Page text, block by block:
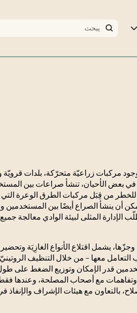
مركبات زراعيّة متحرّكة، بلدات قرويّة
في بعض الأحيان، تنشأ صراعات بين
من قِبَل مركبات الطرق الوعرة التي
أن ينشأ الصراع أيضًا بين المستخدمين
الإدارة المثلى لبيئة الوادي معالجة
يشمل اقتلاع الأنواع الغازِيَة
معها – من خلال التنظيف
قدر الإمكان وتوزيع الضغط على
مع أصحاب المصلحة، وعندها فقط
بالتعاون مع هيئات الإشراف والإنفاذ